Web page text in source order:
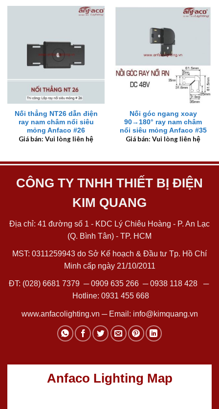
Nối thẳng NT26 dẫn điện
ray nam châm nổi siêu
mỏng Anfaco #26
Giá bán: Vui lòng liên hệ
Nối góc ngang xoay
90→180° ray nam châm
nổi siêu mỏng Anfaco #35
Giá bán: Vui lòng liên hệ
CÔNG TY TNHH THIẾT BỊ ĐIỆN
KIM QUANG
Địa chỉ: 41 đường số 1 - KDC Lý Chiêu Hoàng - P. An Lạc
(Q. Bình Tân) - TP. HCM
MST: 0311259943 do Sở Kế hoạch & Đầu tư Tp. Hồ Chí
Minh cấp ngày 21/10/2011
ĐT: (028) 6681 7379 ─0909 635 266─0938 118 428─
Hotline: 0931 455 668
www.anfacolighting.vn ─ Email: info@kimquang.vn
Anfaco Lighting Map